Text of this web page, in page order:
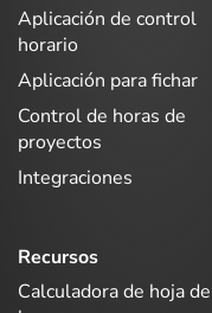
Aplicación de control
horario
Aplicación para fichar
Control de horas de
proyectos
Integraciones
Recursos
Calculadora de hoja de